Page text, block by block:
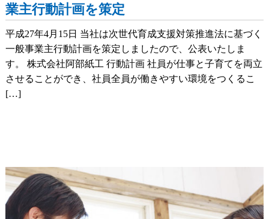
業主行動計画を策定
平成27年4月15日 当社は次世代育成支援対策推進法に基づく
一般事業主行動計画を策定しましたので、公表いたしま
す。 株式会社阿部紙工 行動計画 社員が仕事と子育てを両立
させることができ、社員全員が働きやすい環境をつくるこ
[…]